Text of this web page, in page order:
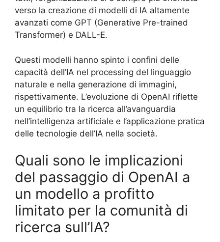
verso la creazione di modelli di IA altamente
avanzati come GPT (Generative Pre-trained
Transformer) e DALL-E.
Questi modelli hanno spinto i confini delle
capacità dell’IA nel processing del linguaggio
naturale e nella generazione di immagini,
rispettivamente. L’evoluzione di OpenAI riflette
un equilibrio tra la ricerca all’avanguardia
nell’intelligenza artificiale e l’applicazione pratica
delle tecnologie dell’IA nella società.
Quali sono le implicazioni
del passaggio di OpenAI a
un modello a profitto
limitato per la comunità di
ricerca sull’IA?